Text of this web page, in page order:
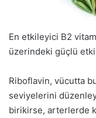
En etkileyici B2
üzerindeki güçlü
Riboflavin, vücutta
seviyelerini
birikirse, arterlerde